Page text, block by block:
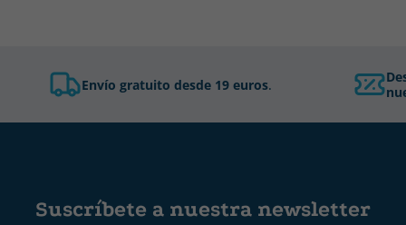
Envío gratuito desde 19 euros.
Suscríbete a nuestra newsletter